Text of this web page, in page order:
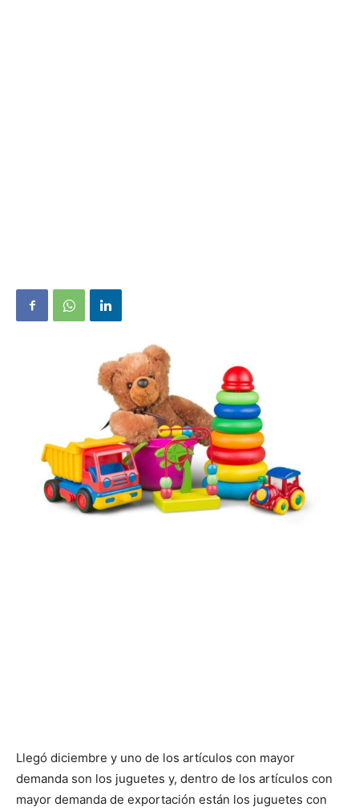
Llegó diciembre y uno de los artículos con mayor
demanda son los juguetes y, dentro de los artículos con
mayor demanda de exportación están los juguetes con